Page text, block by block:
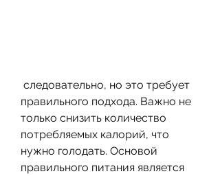
правильного подхода. Важно не
только снизить количество
потребляемых калорий, что
нужно голодать. Основой
правильного питания является